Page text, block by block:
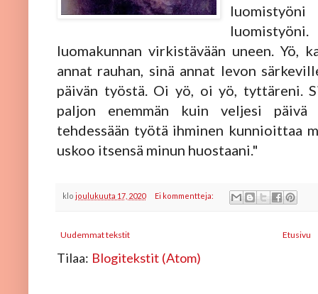
luomakunnan virkistävään uneen. Yö,
annat rauhan, sinä annat levon
päivän työstä. Oi yö, oi yö, tyttäreni.
paljon enemmän kuin veljesi
tehdessään työtä ihminen kunnioittaa
uskoo itsensä minun huostaani."
klo joulukuuta 17, 2020 Ei kommentteja:
Uudemmat tekstit Etusivu
Tilaa: Blogitekstit (Atom)